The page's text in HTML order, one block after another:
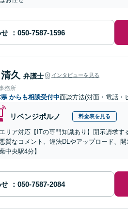
久 弁護士 インタビューを見る
務所
県からも相談受付中面談方法(対面・電話・
リベンジポルノ 料金表を見る
リア対応【ITの専門知識あり】開示請求
質なコメント、違法DLやアップロード、
中央駅4分】